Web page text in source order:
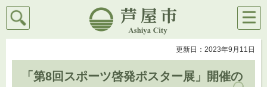
芦屋市
検索
メニ
ュー
更新日：2023年9月11日
「第8回スポーツ啓発ポスター展」開催の